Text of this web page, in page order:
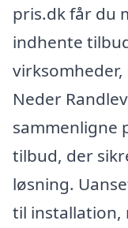
pris.dk får du
indhente
Neder
sammenligne
tilbud, der
løsning.
til installation,